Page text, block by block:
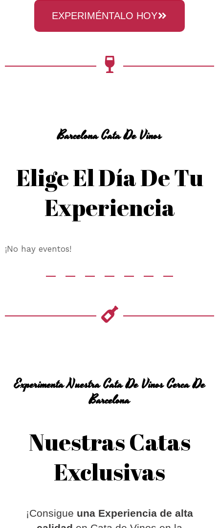
EXPERIMÉNTALO HOY
Barcelona Cata De Vinos
Elige El Día De Tu
Experiencia
¡No hay eventos!
Experimenta Nuestra Cata De Vinos Cerca De
Barcelona
Nuestras Catas
Exclusivas
¡Consigue una Experiencia de alta